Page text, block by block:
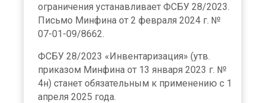
ограничения устанавливает ФСБУ 28/2023.
Письмо Минфина от 2 февраля 2024 г. №
07-01-09/8662.
ФСБУ 28/2023 «Инвентаризация» (утв.
приказом Минфина от 13 января 2023 г. №
4н) станет обязательным к применению с 1
апреля 2025 года.